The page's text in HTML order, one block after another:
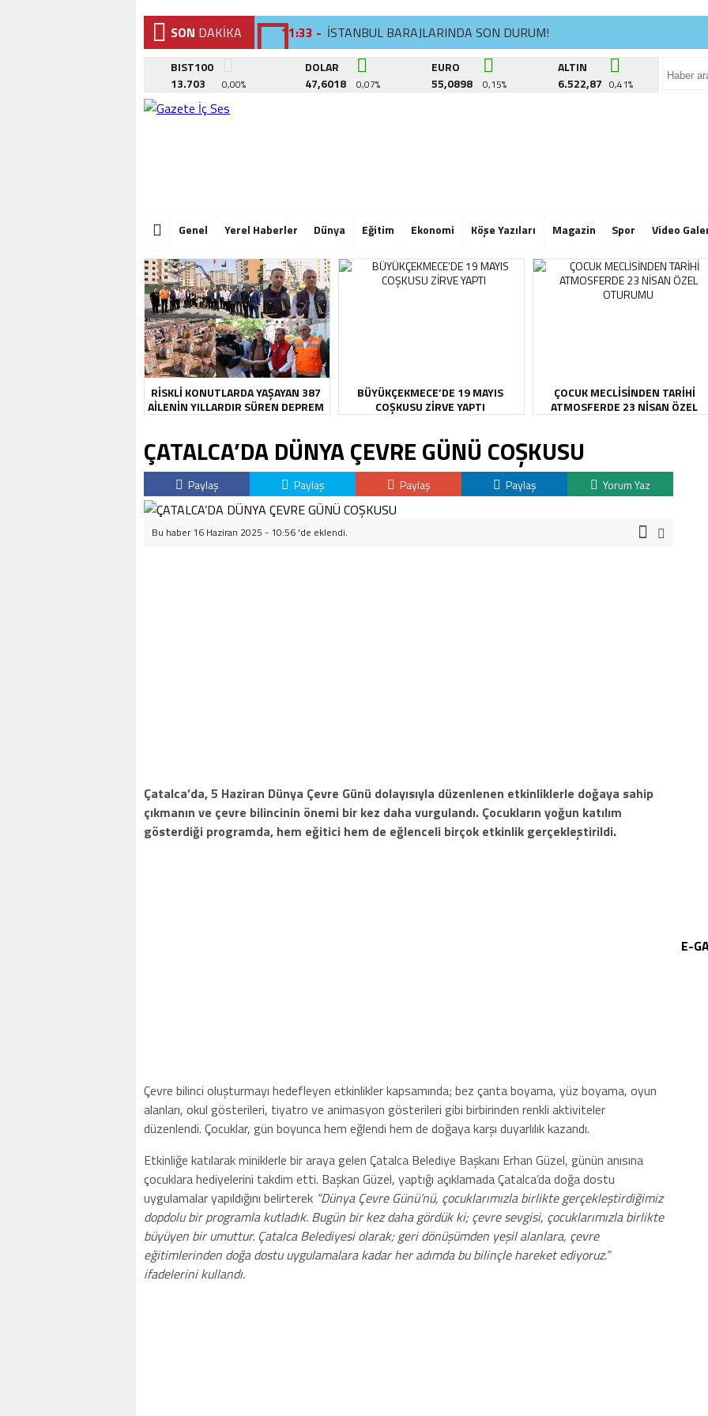
SON DAKİKA 11:33 - İSTANBUL BARAJLARINDA SON DURUM!
11:23 - KÜÇÜKÇEKMECE’DE KÜLTÜR YOLCULUĞU DEVAM EDİYOR
15:11 - TEPECİK DERNEĞİ’NDE İSİM KRİZİ BÜYÜYOR: “TEPECİK’İ
BIST100
13.703
0,00%
DOLAR
47,6018
0,07%
EURO
55,0898
0,15%
ALTIN
6.522,87 0,41%
Genel Yerel Haberler Dünya Eğitim Ekonomi Köşe Yazıları Magazin Spor Video
RİSKLİ KONUTLARDA YAŞAYAN 387
AİLENİN YILLARDIR SÜREN DEPREM
BÜYÜKÇEKMECE’DE 19 MAYIS
COŞKUSU ZİRVE YAPTI
ÇOCUK MECLİSİNDEN TARİHİ
ATMOSFERDE 23 NİSAN ÖZEL
ÇATALCA’DA DÜNYA ÇEVRE GÜNÜ COŞKUSU
Paylaş Paylaş Paylaş Paylaş Yorum Yaz
Bu haber 16 Haziran 2025 - 10:56 'de eklendi.
Çatalca’da, 5 Haziran Dünya Çevre Günü dolayısıyla düzenlenen etkinliklerle doğaya sahip
çıkmanın ve çevre bilincinin önemi bir kez daha vurgulandı. Çocukların yoğun katılım
gösterdiği programda, hem eğitici hem de eğlenceli birçok etkinlik gerçekleştirildi.
Çevre bilinci oluşturmayı hedefleyen etkinlikler kapsamında; bez çanta boyama, yüz boyama, oyun
alanları, okul gösterileri, tiyatro ve animasyon gösterileri gibi birbirinden renkli aktiviteler
düzenlendi. Çocuklar, gün boyunca hem eğlendi hem de doğaya karşı duyarlılık kazandı.
Etkinliğe katılarak miniklerle bir araya gelen Çatalca Belediye Başkanı Erhan Güzel, günün anısına
çocuklara hediyelerini takdim etti. Başkan Güzel, yaptığı açıklamada Çatalca’da doğa dostu
uygulamalar yapıldığını belirterek “Dünya Çevre Günü’nü, çocuklarımızla birlikte gerçekleştirdiğimiz
dopdolu bir programla kutladık. Bugün bir kez daha gördük ki; çevre sevgisi, çocuklarımızla birlikte
büyüyen bir umuttur. Çatalca Belediyesi olarak; geri dönüşümden yeşil alanlara, çevre
eğitimlerinden doğa dostu uygulamalara kadar her adımda bu bilinçle hareket ediyoruz.”
ifadelerini kullandı.
E-